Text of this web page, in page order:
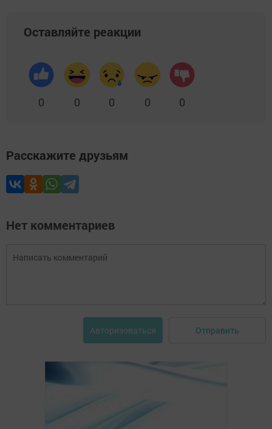
Оставляйте реакции
0 0 0 0 0
Расскажите друзьям
Нет комментариев
Авторизоваться Отправить